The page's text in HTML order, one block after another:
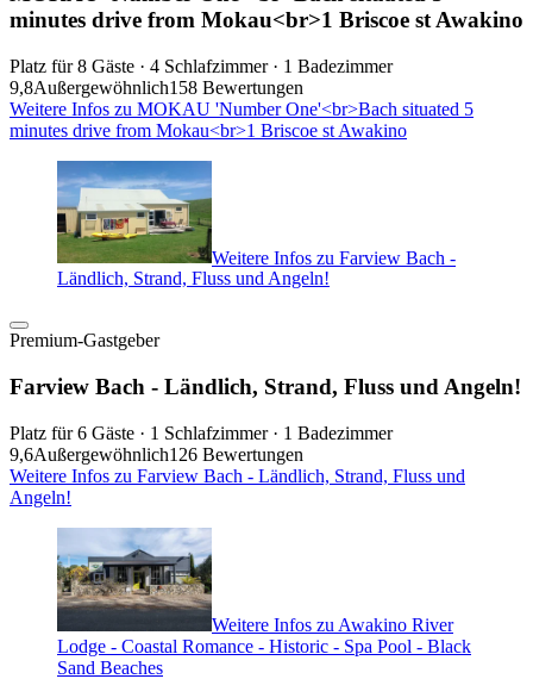
minutes drive from Mokau<br>1 Briscoe st Awakino
Platz für 8 Gäste · 4 Schlafzimmer · 1 Badezimmer
9,8Außergewöhnlich158 Bewertungen
Weitere Infos zu MOKAU 'Number One'<br>Bach situated 5
minutes drive from Mokau<br>1 Briscoe st Awakino
Weitere Infos zu Farview Bach -
Ländlich, Strand, Fluss und Angeln!
Premium-Gastgeber
Farview Bach - Ländlich, Strand, Fluss und Angeln!
Platz für 6 Gäste · 1 Schlafzimmer · 1 Badezimmer
9,6Außergewöhnlich126 Bewertungen
Weitere Infos zu Farview Bach - Ländlich, Strand, Fluss und
Angeln!
Weitere Infos zu Awakino River
Lodge - Coastal Romance - Historic - Spa Pool - Black
Sand Beaches